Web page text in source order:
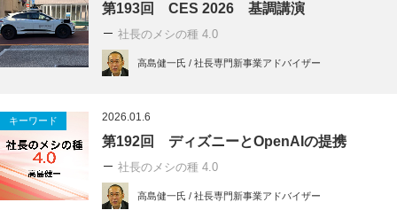
第193回 CES 2026 基調講演
社長のメシの種 4.0
高島健一氏 / 社長専門新事業アドバイザー
キーワード 2026.01.6
第192回 ディズニーとOpenAIの提携
社長のメシの種 4.0
高島健一氏 / 社長専門新事業アドバイザー